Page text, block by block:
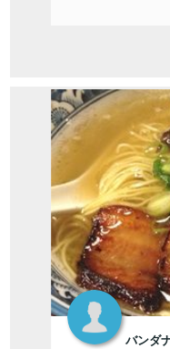
バンダ